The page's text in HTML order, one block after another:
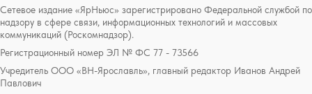
Сетевое издание «ЯрНьюс» зарегистрировано Федеральной службой по
надзору в сфере связи, информационных технологий и массовых
коммуникаций (Роскомнадзор).
Регистрационный номер ЭЛ № ФС 77 - 73566
Учредитель ООО «ВН-Ярославль», главный редактор Иванов Андрей
Павлович